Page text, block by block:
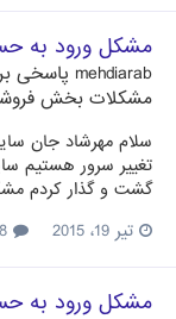
مشکل ورود به
mehdiarab پاسخی
مشکلات بخش
تغییر سرور هستیم
گشت و گذار کردم
تیر 19، 2015
مشکل ورود به